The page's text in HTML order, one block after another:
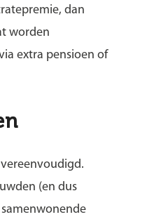
dan
worden
extra pensioen of
(en dus